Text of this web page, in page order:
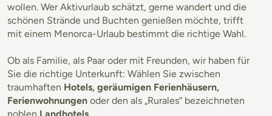
wollen. Wer Aktivurlaub schätzt, gerne wandert und die
schönen Strände und Buchten genießen möchte, trifft
mit einem Menorca-Urlaub bestimmt die richtige Wahl.
Ob als Familie, als Paar oder mit Freunden, wir haben für
Sie die richtige Unterkunft: Wählen Sie zwischen
traumhaften Hotels, geräumigen Ferienhäusern,
Ferienwohnungen oder den als „Rurales“ bezeichneten